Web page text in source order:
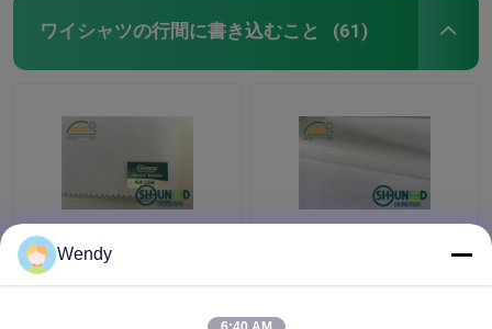
ワイシャツの行間に書き込むこと (61)
アラビアThobe/イスラ
ム教の人は堅く堅い手
白いヘビー級のインタ
布
Wendy